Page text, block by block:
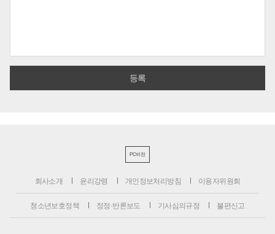
PC버전
회사소개 윤리강령 개인정보처리방침 이용자위원회
청소년보호정책 정정·반론보도 기사심의규정 불편신고